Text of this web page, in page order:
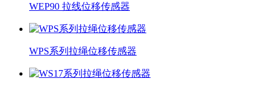
WEP90 拉线位移传感器
WPS系列拉绳位移传感器